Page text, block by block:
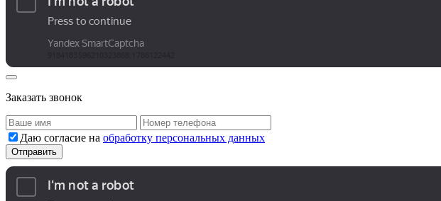
Заказать звонок
Даю согласие на обработку персональных данных